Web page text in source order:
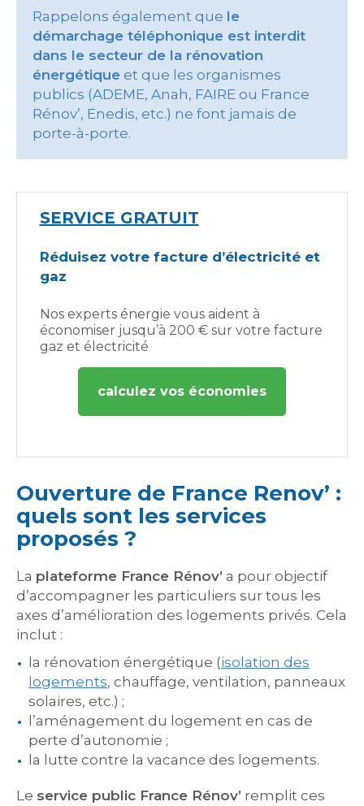
Rappelons également que le
démarchage téléphonique est interdit
dans le secteur de la rénovation
énergétique et que les organismes
publics (ADEME, Anah, FAIRE ou France
Rénov’, Enedis, etc.) ne font jamais de
porte-à-porte.
SERVICE GRATUIT
Réduisez votre facture d’électricité et
gaz
Nos experts énergie vous aident à
économiser jusqu’à 200 € sur votre facture
gaz et électricité
calculez vos économies
Ouverture de France Renov’ :
quels sont les services
proposés ?
La plateforme France Rénov’ a pour objectif
d’accompagner les particuliers sur tous les
axes d’amélioration des logements privés. Cela
inclut :
la rénovation énergétique (isolation des
logements, chauffage, ventilation, panneaux
solaires, etc.) ;
l’aménagement du logement en cas de
perte d’autonomie ;
la lutte contre la vacance des logements.
Le service public France Rénov’ remplit ces